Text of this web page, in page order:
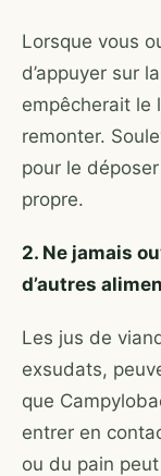
Lorsque vous
d’appuyer sur
empêcherait le
remonter.
pour le
propre.
2. Ne jamais
d’autres
Les jus de
exsudats,
que
entrer en
ou du pain